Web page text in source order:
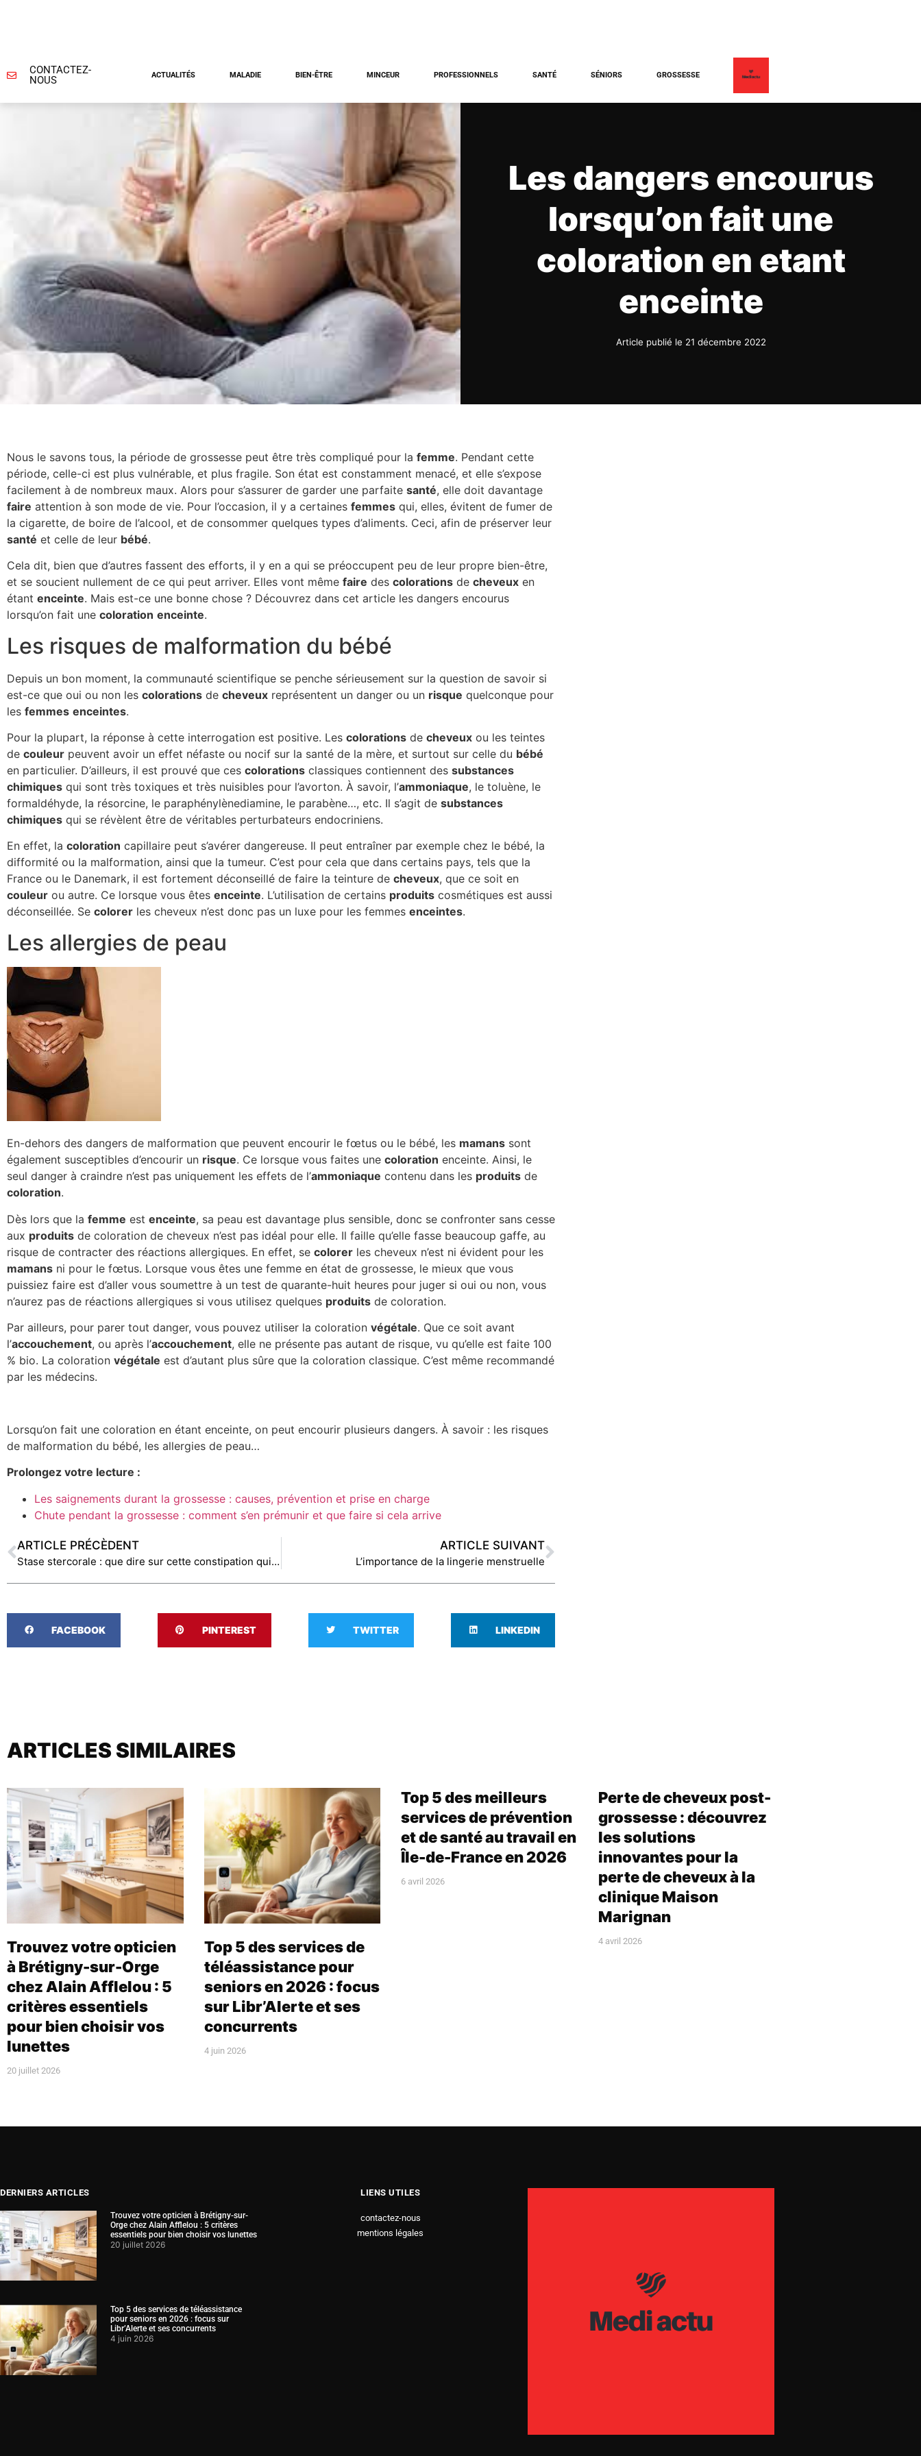
CONTACTEZ-
NOUS
ACTUALITÉS MALADIE BIEN-ÊTRE MINCEUR PROFESSIONNELS SANTÉ SÉNIORS GROSSESSE
Les dangers encourus
lorsqu’on fait une
coloration en etant
enceinte
Article publié le 21 décembre 2022
Nous le savons tous, la période de grossesse peut être très compliqué pour la femme. Pendant cette
période, celle-ci est plus vulnérable, et plus fragile. Son état est constamment menacé, et elle s’expose
facilement à de nombreux maux. Alors pour s’assurer de garder une parfaite santé, elle doit davantage
faire attention à son mode de vie. Pour l’occasion, il y a certaines femmes qui, elles, évitent de fumer de
la cigarette, de boire de l’alcool, et de consommer quelques types d’aliments. Ceci, afin de préserver leur
santé et celle de leur bébé.
Cela dit, bien que d’autres fassent des efforts, il y en a qui se préoccupent peu de leur propre bien-être,
et se soucient nullement de ce qui peut arriver. Elles vont même faire des colorations de cheveux en
étant enceinte. Mais est-ce une bonne chose ? Découvrez dans cet article les dangers encourus
lorsqu’on fait une coloration enceinte.
Les risques de malformation du bébé
Depuis un bon moment, la communauté scientifique se penche sérieusement sur la question de savoir si
est-ce que oui ou non les colorations de cheveux représentent un danger ou un risque quelconque pour
les femmes enceintes.
Pour la plupart, la réponse à cette interrogation est positive. Les colorations de cheveux ou les teintes
de couleur peuvent avoir un effet néfaste ou nocif sur la santé de la mère, et surtout sur celle du bébé
en particulier. D’ailleurs, il est prouvé que ces colorations classiques contiennent des substances
chimiques qui sont très toxiques et très nuisibles pour l’avorton. À savoir, l’ammoniaque, le toluène, le
formaldéhyde, la résorcine, le paraphénylènediamine, le parabène…, etc. Il s’agit de substances
chimiques qui se révèlent être de véritables perturbateurs endocriniens.
En effet, la coloration capillaire peut s’avérer dangereuse. Il peut entraîner par exemple chez le bébé, la
difformité ou la malformation, ainsi que la tumeur. C’est pour cela que dans certains pays, tels que la
France ou le Danemark, il est fortement déconseillé de faire la teinture de cheveux, que ce soit en
couleur ou autre. Ce lorsque vous êtes enceinte. L’utilisation de certains produits cosmétiques est aussi
déconseillée. Se colorer les cheveux n’est donc pas un luxe pour les femmes enceintes.
Les allergies de peau
En-dehors des dangers de malformation que peuvent encourir le fœtus ou le bébé, les mamans sont
également susceptibles d’encourir un risque. Ce lorsque vous faites une coloration enceinte. Ainsi, le
seul danger à craindre n’est pas uniquement les effets de l’ammoniaque contenu dans les produits de
coloration.
Dès lors que la femme est enceinte, sa peau est davantage plus sensible, donc se confronter sans cesse
aux produits de coloration de cheveux n’est pas idéal pour elle. Il faille qu’elle fasse beaucoup gaffe, au
risque de contracter des réactions allergiques. En effet, se colorer les cheveux n’est ni évident pour les
mamans ni pour le fœtus. Lorsque vous êtes une femme en état de grossesse, le mieux que vous
puissiez faire est d’aller vous soumettre à un test de quarante-huit heures pour juger si oui ou non, vous
n’aurez pas de réactions allergiques si vous utilisez quelques produits de coloration.
Par ailleurs, pour parer tout danger, vous pouvez utiliser la coloration végétale. Que ce soit avant
l’accouchement, ou après l’accouchement, elle ne présente pas autant de risque, vu qu’elle est faite 100
% bio. La coloration végétale est d’autant plus sûre que la coloration classique. C’est même recommandé
par les médecins.
Lorsqu’on fait une coloration en étant enceinte, on peut encourir plusieurs dangers. À savoir : les risques
de malformation du bébé, les allergies de peau…
Prolongez votre lecture :
Les saignements durant la grossesse : causes, prévention et prise en charge
Chute pendant la grossesse : comment s’en prémunir et que faire si cela arrive
ARTICLE PRÉCÈDENT
Stase stercorale : que dire sur cette constipation qui necessite un traitement au plus vite ?
ARTICLE SUIVANT
L’importance de la lingerie menstruelle
FACEBOOK PINTEREST TWITTER LINKEDIN
ARTICLES SIMILAIRES
Trouvez votre opticien
à Brétigny-sur-Orge
chez Alain Afflelou : 5
critères essentiels
pour bien choisir vos
lunettes
20 juillet 2026
Top 5 des services de
téléassistance pour
seniors en 2026 : focus
sur Libr’Alerte et ses
concurrents
4 juin 2026
Top 5 des meilleurs
services de prévention
et de santé au travail en
Île-de-France en 2026
6 avril 2026
Perte de cheveux post-
grossesse : découvrez
les solutions
innovantes pour la
perte de cheveux à la
clinique Maison
Marignan
4 avril 2026
DERNIERS ARTICLES
Trouvez votre opticien à Brétigny-sur-
Orge chez Alain Afflelou : 5 critères
essentiels pour bien choisir vos lunettes
20 juillet 2026
Top 5 des services de téléassistance
pour seniors en 2026 : focus sur
Libr’Alerte et ses concurrents
4 juin 2026
LIENS UTILES
contactez-nous
mentions légales